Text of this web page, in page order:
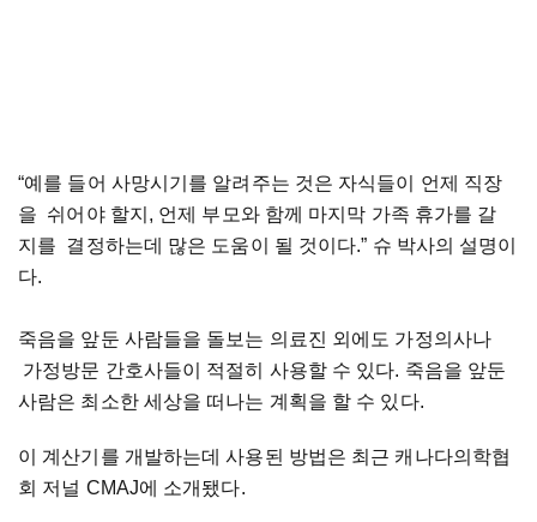
“예를 들어 사망시기를 알려주는 것은 자식들이 언제 직장
을 쉬어야 할지, 언제 부모와 함께 마지막 가족 휴가를 갈
지를 결정하는데 많은 도움이 될 것이다.” 슈 박사의 설명이
다.
죽음을 앞둔 사람들을 돌보는 의료진 외에도 가정의사나
가정방문 간호사들이 적절히 사용할 수 있다. 죽음을 앞둔
사람은 최소한 세상을 떠나는 계획을 할 수 있다.
이 계산기를 개발하는데 사용된 방법은 최근 캐나다의학협
회 저널 CMAJ에 소개됐다.